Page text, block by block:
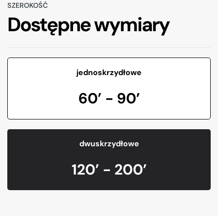
SZEROKOŚĆ
Dostępne wymiary
jednoskrzydłowe
60’ - 90’
dwuskrzydłowe
120’ - 200’